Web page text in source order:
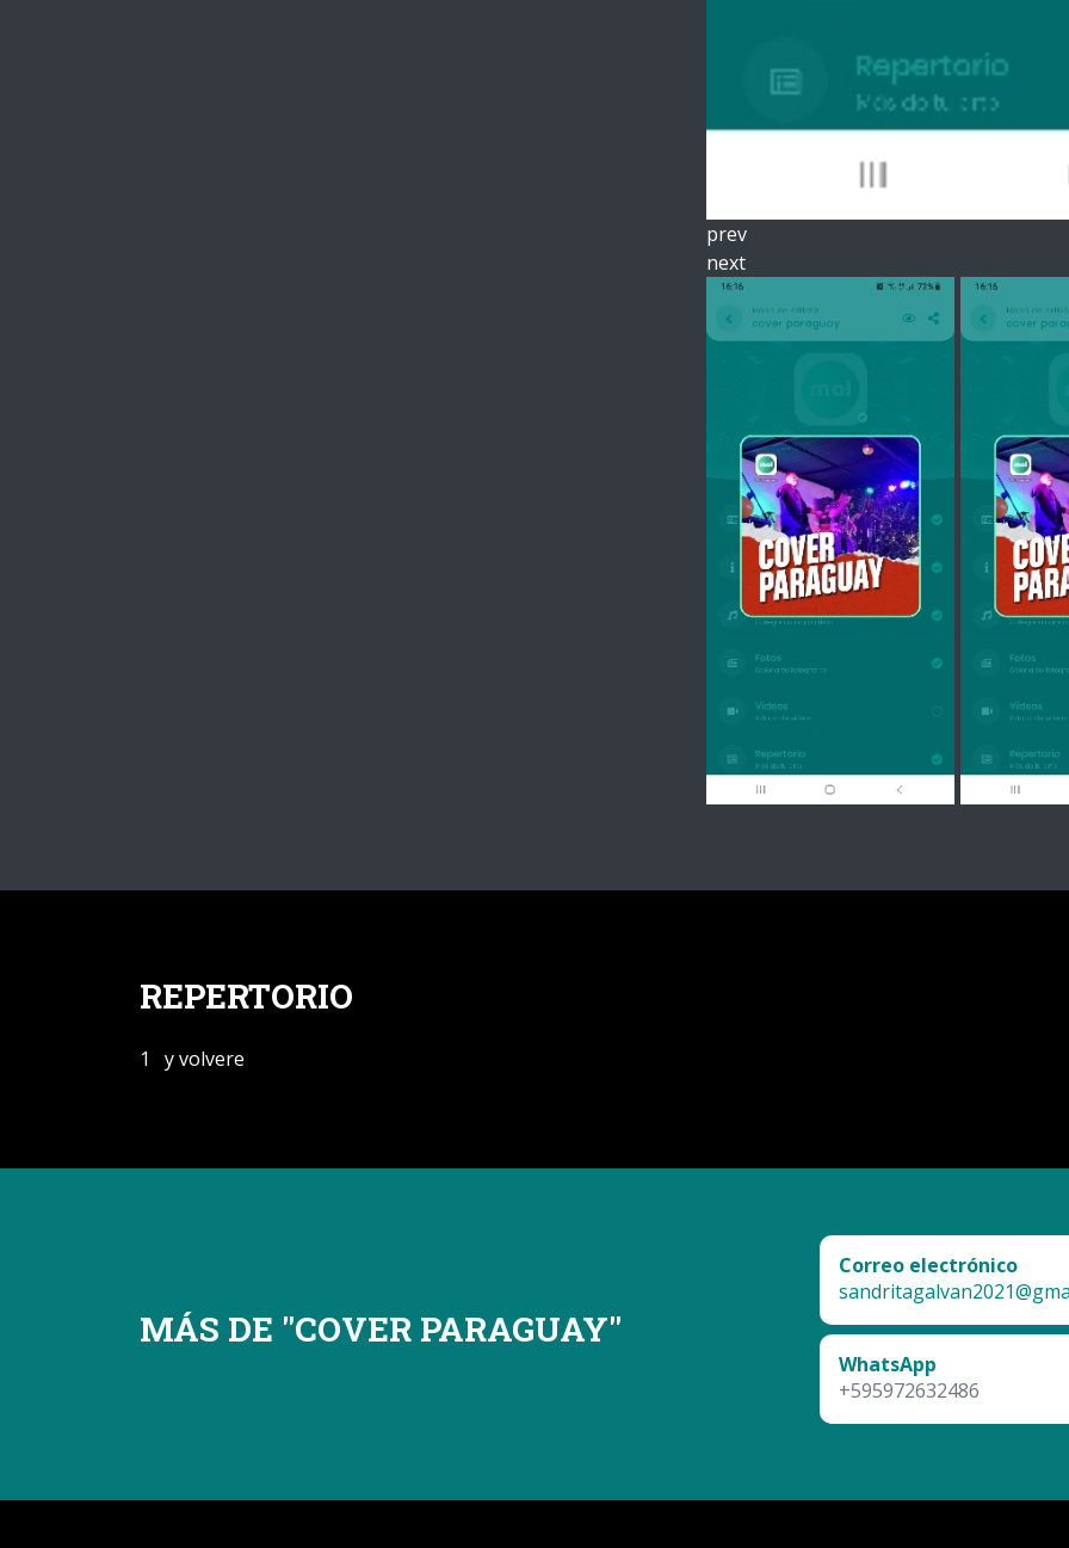
prev
next
REPERTORIO
1 y volvere
MÁS DE "COVER PARAGUAY"
Correo electrónico
WhatsApp
+595972632486